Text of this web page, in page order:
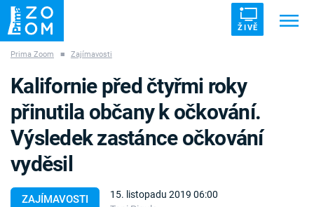
ŽIVĚ
ZÁHADY VETŘELCI DÁVNOVĚKU
Témata
Prima Zoom ■ Zajímavosti
ZAJÍMAVOSTI
15. listopadu 2019 06:00
Kalifornie před čtyřmi roky
přinutila občany k očkování.
Výsledek zastánce očkování
vyděsil